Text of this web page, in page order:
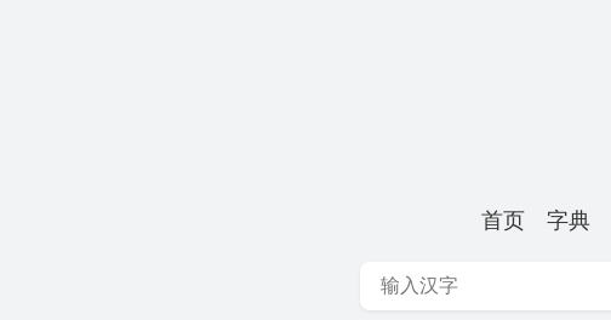
首页 字典